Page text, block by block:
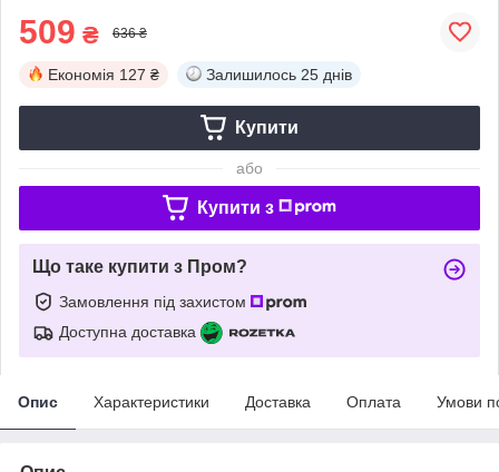
509 ₴ 636 ₴
Економія 127 ₴ Залишилось 25 днів
Купити
або
Купити з
Що таке купити з Пром?
Замовлення під захистом
Доступна доставка
Опис Характеристики Доставка Оплата Умови